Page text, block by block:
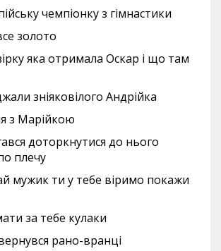
чемпіонку з гімнастики
золото
яка отримала Оскар і що там
зніяковілого Андрійка
з Марійкою
доторкнутися до нього
плечу
мужик ти у тебе віримо покажи
за тебе кулаки
рано-вранці